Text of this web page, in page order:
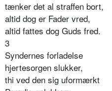
tænker det al straffen bort,
altid dog er Fader vred,
altid fattes dog Guds fred.
3
Syndernes forladelse
hjertesorgen slukker,
thi ved den sig uformærkt